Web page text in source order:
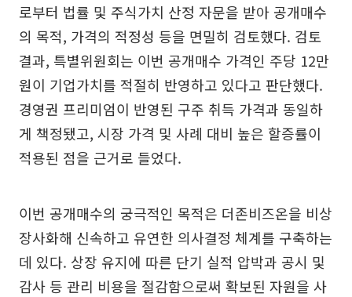
로부터 법률 및 주식가치 산정 자문을 받아 공개매수
의 목적, 가격의 적정성 등을 면밀히 검토했다. 검토
결과, 특별위원회는 이번 공개매수 가격인 주당 12만
원이 기업가치를 적절히 반영하고 있다고 판단했다.
경영권 프리미엄이 반영된 구주 취득 가격과 동일하
게 책정됐고, 시장 가격 및 사례 대비 높은 할증률이
적용된 점을 근거로 들었다.
이번 공개매수의 궁극적인 목적은 더존비즈온을 비상
장사화해 신속하고 유연한 의사결정 체계를 구축하는
데 있다. 상장 유지에 따른 단기 실적 압박과 공시 및
감사 등 관리 비용을 절감함으로써 확보된 자원을 사